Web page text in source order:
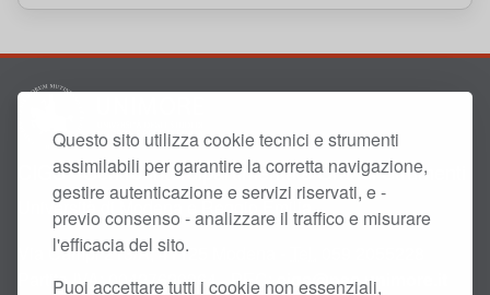
Questo sito utilizza cookie tecnici e strumenti
assimilabili per garantire la corretta navigazione,
gestire autenticazione e servizi riservati, e -
previo consenso - analizzare il traffico e misurare
l'efficacia del sito.
Puoi accettare tutti i cookie non essenziali,
CIGS - Centro Interdipartimentale Grandi Strumenti
Università di Modena e Reggio Emilia
Via Campi 213/A, 41125 Modena -
PartitaIVA: 00427620364 - PEC:cigs@pec.unimore.it